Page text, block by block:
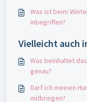
Was ist beim
inbegriffen?
Vielleicht auch
Was beinhaltet
genau?
Darf ich meinen
mitbringen?